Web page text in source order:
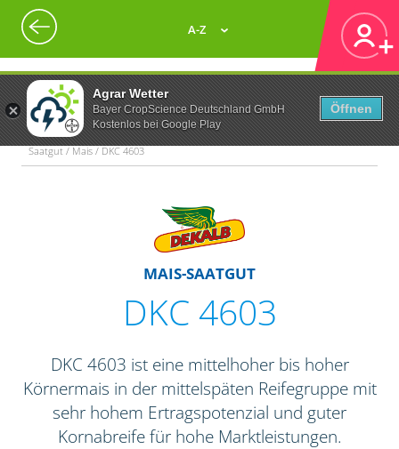
Agrar Wetter
Bayer CropScience Deutschland GmbH
Kostenlos bei Google Play
Öffnen
A-Z
Saatgut / Mais / DKC 4603
MAIS-SAATGUT
DKC 4603
DKC 4603 ist eine mittelhoher bis hoher
Körnermais in der mittelspäten Reifegruppe mit
sehr hohem Ertragspotenzial und guter
Kornabreife für hohe Marktleistungen.